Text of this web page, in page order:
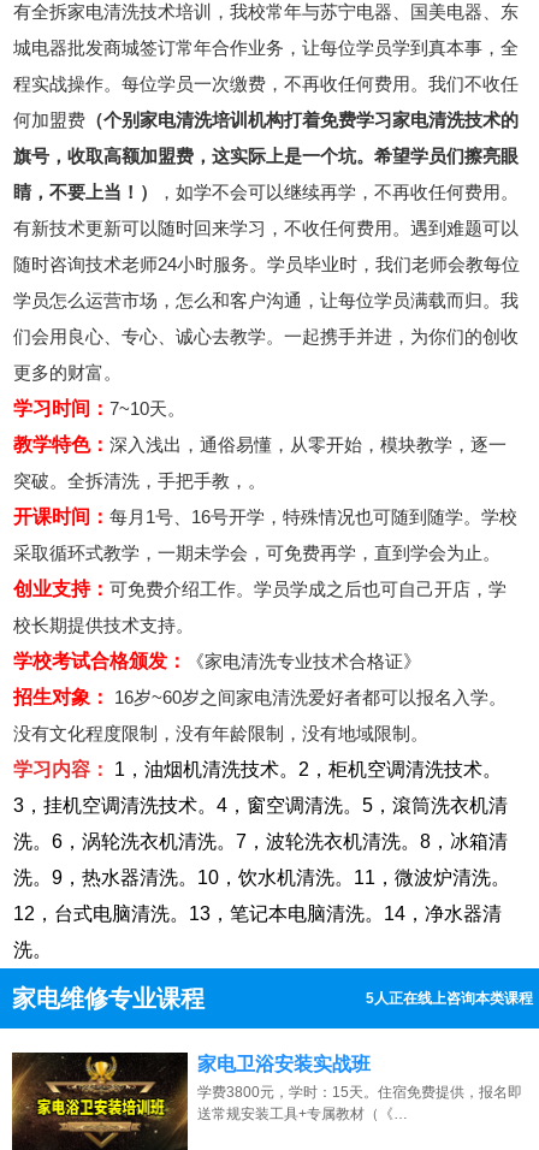
有全拆家电清洗技术培训，我校常年与苏宁电器、国美电器、东
城电器批发商城签订常年合作业务，让每位学员学到真本事，全
程实战操作。每位学员一次缴费，不再收任何费用。我们不收任
何加盟费 （个别家电清洗培训机构打着免费学习家电清洗技术的
旗号，收取高额加盟费，这实际上是一个坑。希望学员们擦亮眼
睛，不要上当！）
，如学不会可以继续再学，不再收任何费用。
有新技术更新可以随时回来学习，不收任何费用。遇到难题可以
随时咨询技术老师24小时服务。学员毕业时，我们老师会教每位
学员怎么运营市场，怎么和客户沟通，让每位学员满载而归。我
们会用良心、专心、诚心去教学。一起携手并进，为你们的创收
更多的财富。
学习时间：7~10天。
教学特色：深入浅出，通俗易懂，从零开始，模块教学，逐一
突破。全拆清洗，手把手教，。
开课时间：每月1号、16号开学，特殊情况也可随到随学。学校
采取循环式教学，一期未学会，可免费再学，直到学会为止。
创业支持：可免费介绍工作。学员学成之后也可自己开店，学
校长期提供技术支持。
学校考试合格颁发：
《家电清洗专业技术合格证》
招生对象： 16岁~60岁之间家电清洗爱好者都可以报名入学。
没有文化程度限制，没有年龄限制，没有地域限制。
学习内容：
1，油烟机清洗技术。2，柜机空调清洗技术。
3，挂机空调清洗技术。4，窗空调清洗。5，滾筒洗衣机清
洗。6，涡轮洗衣机清洗。7，波轮洗衣机清洗。8，冰箱清
洗。9，热水器清洗。10，饮水机清洗。11，微波炉清洗。
12，台式电脑清洗。13，笔记本电脑清洗。14，净水器清
洗。
家电维修专业课程 5人正在线上咨询本类课程
点击免费咨询电话：13807313137
家电卫浴安装实战班
学费3800元，学时：15天。住宿免费提供，报名即
送常规安装工具+专属教材（《…